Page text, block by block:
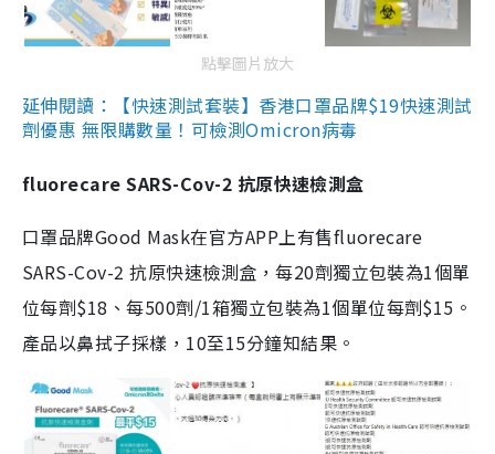
點擊圖片放大
延伸閱讀：【快速測試套裝】香港口罩品牌$19快速測試
劑優惠 無限購數量！可檢測Omicron病毒
fluorecare SARS-Cov-2 抗原快速檢測盒
口罩品牌Good Mask在官方APP上有售fluorecare
SARS-Cov-2 抗原快速檢測盒，每20劑獨立包裝為1個單
位每劑$18、每500劑/1箱獨立包裝為1個單位每劑$15。
產品以鼻拭子採樣，10至15分鐘知結果。